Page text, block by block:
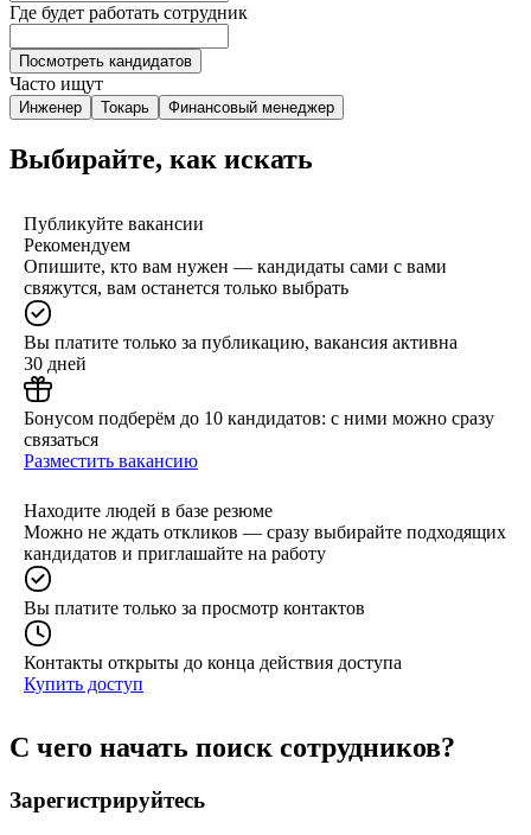
Где будет работать сотрудник
Посмотреть кандидатов
Часто ищут
Инженер Токарь Финансовый менеджер
Выбирайте, как искать
Публикуйте вакансии
Рекомендуем
Опишите, кто вам нужен — кандидаты сами с вами
свяжутся, вам останется только выбрать
Вы платите только за публикацию, вакансия активна
30 дней
Бонусом подберём до 10 кандидатов: с ними можно сразу
связаться
Разместить вакансию
Находите людей в базе резюме
Можно не ждать откликов — сразу выбирайте подходящих
кандидатов и приглашайте на работу
Вы платите только за просмотр контактов
Контакты открыты до конца действия доступа
Купить доступ
С чего начать поиск сотрудников?
Зарегистрируйтесь